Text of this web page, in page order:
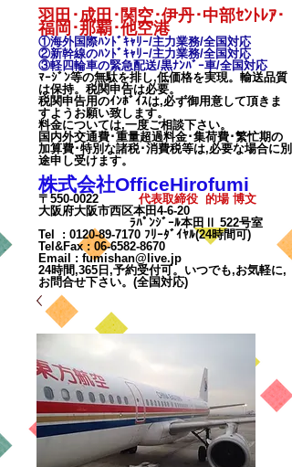
羽田･成田･関空･伊丹･中部ｾﾝﾄﾚｱ･
福岡･那覇･他空港
①海外国際ﾊﾝﾄﾞｷｬﾘｰ/主力業務/全国対応
②新幹線のﾊﾝﾄﾞｷｬﾘｰ/主力業務/全国対応
③軽四輪車の緊急配送/黒ﾅﾝﾊﾞｰ車/全国対応
ﾏｰｼﾞﾝ等の無駄を排し,低価格を実現。輸送品質
は保持。税関申告は必要。
税関申告用のｲﾝﾎﾞｲｽは,必ず御用意して頂きま
すようお願い致します。
料金については,一度ご相談下さい。
国内外交通費･重量超過料金･集荷費･繁忙期の
加算費･特別な諸税･消費税等は,必要な場合に別
途申し受けます。
株式会社OfficeHirofumi
〒550-0022 代表取締役 的場 博文
大阪府大阪市西区本田4-6-20
ﾗﾊﾟﾝｼﾞｰﾙ本田Ⅱ 522号室
Tel : 0120-89-7170 ﾌﾘｰﾀﾞｲﾔﾙ(24時間可)
Tel&Fax : 06-6582-8670
Email
: fumishan@live.jp
24時間,365日,予約受付可。いつでも,お気軽に,
お問合せ下さい。(全国対応)
カート